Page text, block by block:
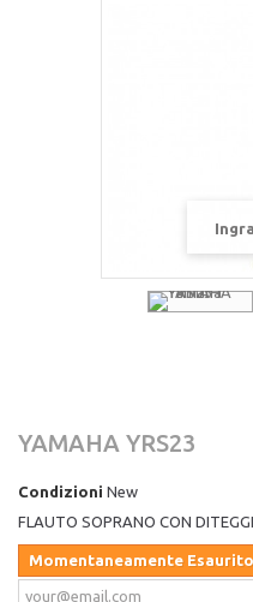
YAMAHA YRS23
Condizioni New
FLAUTO SOPRANO CON
Momentaneamente Esaurito